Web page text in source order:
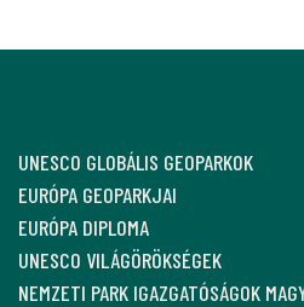
UNESCO GLOBÁLIS GEOPARKOK
EURÓPA GEOPARKJAI
EURÓPA DIPLOMA
UNESCO VILÁGÖRÖKSÉGEK
NEMZETI PARK IGAZGATÓSÁGOK